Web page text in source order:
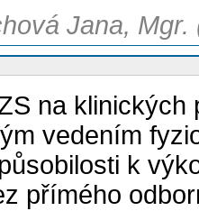
Jana, Mgr.
na
vedením
k
přímého